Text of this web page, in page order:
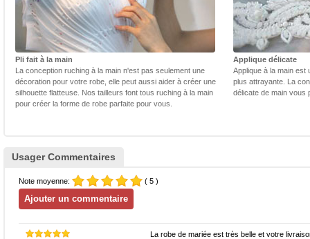
Pli fait à la main
La conception ruching à la main n'est pas seulement une
décoration pour votre robe, elle peut aussi aider à créer une
silhouette flatteuse. Nos tailleurs font tous ruching à la main
pour créer la forme de robe parfaite pour vous.
Applique délicate
Applique à la main est
plus attrayante. La
délicate de main vous
Usager Commentaires
Note moyenne: ( 5 )
La robe de mariée est très belle et votre